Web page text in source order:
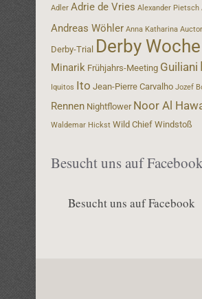
Adler Adrie de Vries Alexander Pietsch
Andreas Wöhler Anna Katharina
Derby-Trial Derby Woche
Minarik Frühjahrs-Meeting Guiliani
Iquitos Ito Jean-Pierre Carvalho Jozef
Rennen Nightflower Noor Al
Waldemar Hickst Wild Chief Windstoß
Besucht uns auf
Besucht uns auf Facebook